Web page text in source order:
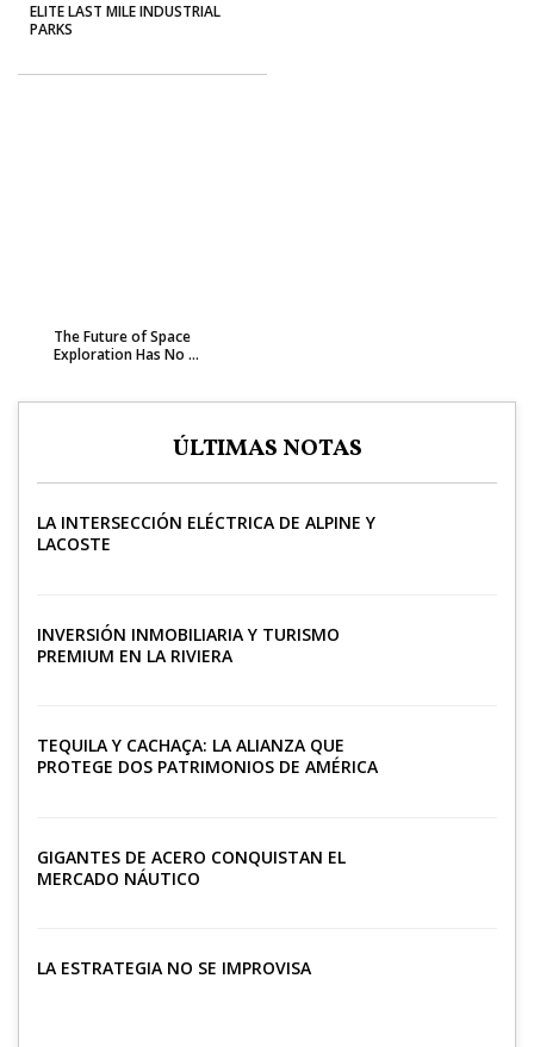
ELITE LAST MILE INDUSTRIAL
PARKS
The Future of Space
Exploration Has No ...
ÚLTIMAS NOTAS
LA INTERSECCIÓN ELÉCTRICA DE ALPINE Y
LACOSTE
INVERSIÓN INMOBILIARIA Y TURISMO
PREMIUM EN LA RIVIERA
TEQUILA Y CACHAÇA: LA ALIANZA QUE
PROTEGE DOS PATRIMONIOS DE AMÉRICA
GIGANTES DE ACERO CONQUISTAN EL
MERCADO NÁUTICO
LA ESTRATEGIA NO SE IMPROVISA